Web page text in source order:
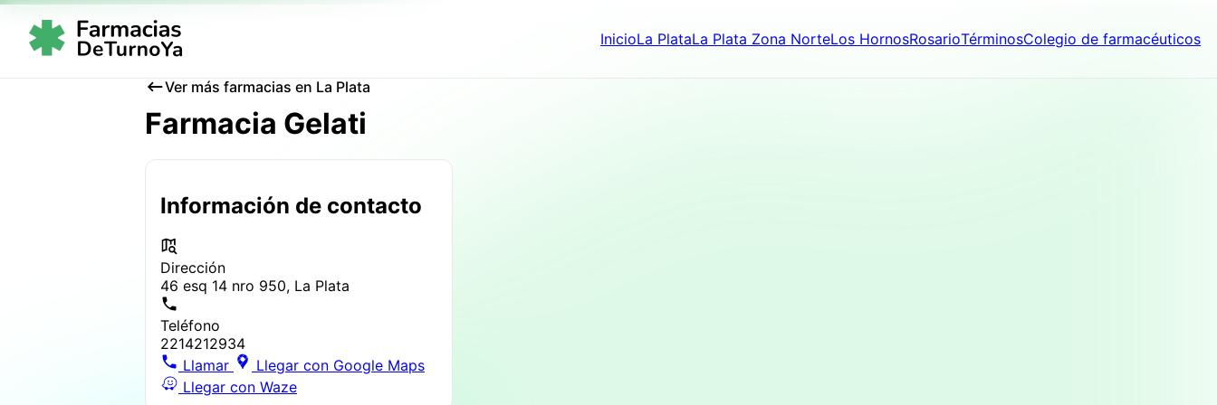
InicioLa PlataLa Plata Zona NorteLos HornosRosarioTérminosColegio de farmacéuticos
Ver más farmacias en La Plata
Farmacia Gelati
Información de contacto
Dirección
46 esq 14 nro 950, La Plata
Teléfono
2214212934
Llamar
Llegar con Google Maps
Llegar con Waze